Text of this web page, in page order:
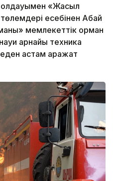
қолдауымен «Жасыл
есебінен Абай
мемлекеттік орман
арнайы техника
астам қаражат